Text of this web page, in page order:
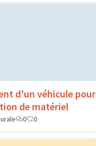
d'un véhicule pour
de matériel
0 0